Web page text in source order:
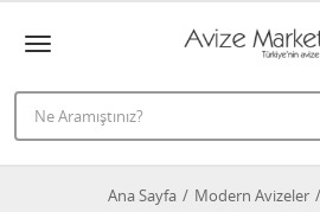
Ana Sayfa Modern Avizeler